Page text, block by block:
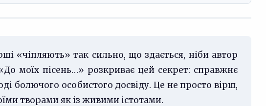
«чіпляють» так сильно, що здається, ніби автор
моїх пісень…» розкриває цей секрет: справжнє
болючого особистого досвіду. Це не просто вірш,
творами як із живими істотами.